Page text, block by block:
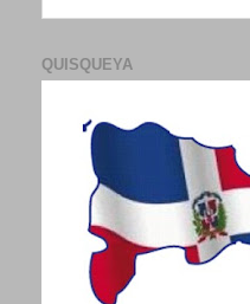
QUISQUEYA